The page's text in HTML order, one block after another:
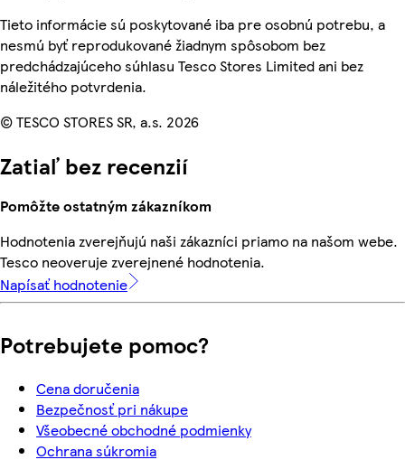
Tieto informácie sú poskytované iba pre osobnú potrebu, a
nesmú byť reprodukované žiadnym spôsobom bez
predchádzajúceho súhlasu Tesco Stores Limited ani bez
náležitého potvrdenia.
© TESCO STORES SR, a.s. 2026
Zatiaľ bez recenzií
Pomôžte ostatným zákazníkom
Hodnotenia zverejňujú naši zákazníci priamo na našom webe.
Tesco neoveruje zverejnené hodnotenia.
Napísať hodnotenie
Potrebujete pomoc?
Cena doručenia
Bezpečnosť pri nákupe
Všeobecné obchodné podmienky
Ochrana súkromia